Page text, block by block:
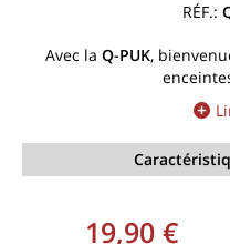
Avec la Q-PUK,
19,90 €